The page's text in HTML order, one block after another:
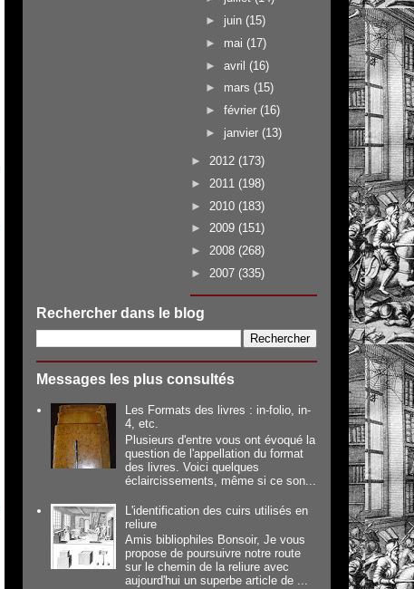
► juin (15)
► mai (17)
► avril (16)
► mars (15)
► février (16)
► janvier (13)
► 2012 (173)
► 2011 (198)
► 2010 (183)
► 2009 (151)
► 2008 (268)
► 2007 (335)
Rechercher dans le blog
Messages les plus consultés
Les Formats des livres : in-folio, in-
4, etc.
Plusieurs d'entre vous ont évoqué la
question de l'appellation du format
des livres. Voici quelques
éclaircissements, même si ce son...
L'identification des cuirs utilisés en
reliure
Amis bibliophiles Bonsoir, Je vous
propose de poursuivre notre route
sur le chemin de la reliure avec
aujourd'hui un superbe article de ...